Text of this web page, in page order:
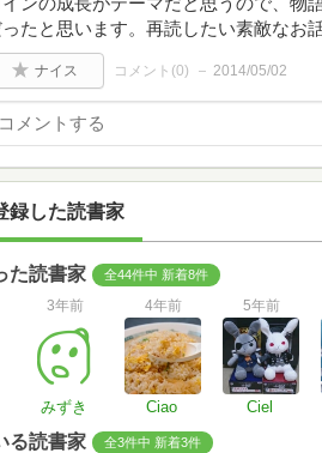
たと思います。再読したい素敵なお
ナイス コメント(0) 2014/05/02
録した読書家
た読書家 全44件中 新着8件
3年前
みずき
4年前
Ciao
5年前
Ciel
る読書家 全3件中 新着3件